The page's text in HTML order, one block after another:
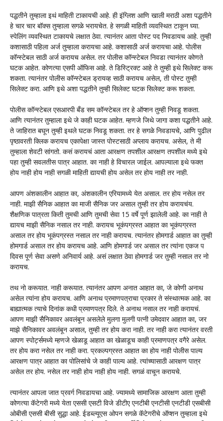
पद्धतीने तुम्हाला इथं माहिती टाकायची आहे. ही इंग्लिश आणि खाली मराठी अशा पद्धतीने
हे चार चार बॉक्स तुम्हाला सगळे भरायचेत. हे सगळी माहिती व्यवस्थित टाकून घ्या.
स्पेलिंग व्यवस्थित टाकायचे लक्षात ठेवा. त्यानंतर आता पोस्ट पद निवडायच आहे. तुम्ही
कशासाठी पहिला अर्ज तुम्हाला करायचा आहे. कशासाठी अर्ज करायचा आहे. पोलीस
कॉन्स्टेबल साठी अर्ज करायच असेल. तर पोलीस कॉन्स्टेबल निवडा त्यानंतर कोणते
घटक आहेत. कोणत्या एसपी ऑफिस आहे. ते डिस्ट्रिक्ट आहे ते तुम्ही इथे सिलेक्ट करू
शकता. त्यानंतर पोलीस कॉन्स्टेबल ड्रायव्ह साठी करायच असेल, ती पोस्ट तुम्ही
सिलेक्ट करा. आणि इथे अशा पद्धतीने तुम्ही सिलेक्ट घटक सिलेक्ट करू शकता.
पोलीस कॉन्स्टेबल एसआरपी बँड सम कॉन्स्टेबल तर हे ऑप्शन तुम्ही निवडू शकता.
आणि त्यानंतर तुम्हाला इथे जे काही घटक आहेत. म्हणजे जिथे जागा कशा पद्धतीने आहे.
ते जाहिरात बघून तुम्ही इथले घटक निवडू शकता. तर हे सगळे निवडायचे, आणि पुढील
पृष्ठावरती क्लिक करायच एकापेक्षा जास्त पोस्टसाठी अप्लाय करायच. असेल, ते मी
तुम्हाला शेवटी सांगतो. कसं करायचं आता आरक्षण तपशील आरक्षण तपशील मध्ये इथे
पहा तुम्ही सवलतीस पात्र आहात. का नाही हे विचारल जाईल. आपल्याला इथे फक्त
होय नाही होय नाही सगळी माहिती द्यायची होय असेल तर होय नाही तर नाही.
आपण अंशकालीन आहात का, अंशकालीन एरियामध्ये येत असाल. तर होय नसेल तर
नाही. माझी सैनिक आहात का माजी सैनिक जर असाल तुम्ही तर होय करायचंय.
शैक्षणिक पात्रता किती तुमची आणि तुमची सेवा 15 वर्षे पूर्ण झालेली आहे. का नाही ते
द्यायच माझी सैनिक नसाल तर नाही. करायच भूकंपग्रस्त आहात का भूकंपग्रस्त
असाल तर होय भूकंपग्रस्त नसाल तर नाही करायच. त्यानंतर होमगार्ड आहात का तुम्ही
होमगार्ड असाल तर होय करायच आहे. आणि होमगार्ड जर असाल तर त्यांना एकज प
दिवस पूर्ण सेवा असणे अनिवार्य आहे. असं लक्षात ठेवा होमगार्ड जर तुम्ही नसाल तर नो
करायच.
तथ नो करूयात. नाही करूयात. त्यानंतर आपण अनात आहात का, जे कोणी अनाथ
असेल त्यांना होय करायच. आणि अनाथ प्रमाणपत्राचा प्रकार ते संस्थात्मक आहे. का
बाह्यात्मक त्याचे दिनांक कधी प्रमाणपत्र दिले. ते अनाथ नसाल तर नाही करायचं.
आपण माझी सैनिकावर अवलंबून असलेले मुलगा मुलगी पत्नी उमेदवार आहात का, जर
माझे सैनिकावर अवलंबून असाल, तुम्ही तर होय करा नाही. तर नाही करा त्यानंतर वरती
आपण स्पोर्ट्समध्ये म्हणजे खेळाडू आहात का खेळाडूच काही प्रमाणपत्र वगैरे असेल.
तर होय करा नसेल तर नाही करा. प्रकल्पग्रस्त आहात का होय नाही पोलीस पाल्य
आरक्षण पात्र आहात का पोलिसांचे जे काही पाल्य आहे. त्यांच्यासाठी आरक्षण पात्र
असेल तर होय. नसेल तर नाही होय नाही होय नाही. सगळं वाचून करायचे.
त्यानंतर आपला जात प्रवर्ग निवडायचा आहे. ज्यामध्ये सामाजिक आरक्षण आता तुम्ही
कोणत्या कॅटेगरी मध्ये येता एससी एसटी विजे डीटीए एनटीबी एनटीसी एनटीडी एसबीसी
ओबीसी एससी बीसी सुद्धा आहे. ईडब्ल्यूएस ओपन सगळे कॅटेगरीचे ऑप्शन तुम्हाला इथे